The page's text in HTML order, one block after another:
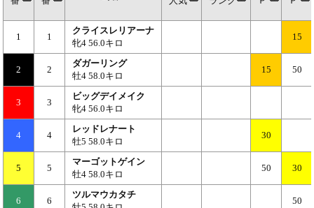
1 1
クライスレリアーナ
牝4 56.0キロ
15
2 2
ダガーリング
牡4 58.0キロ
15 50
3 3
ビッグデイメイク
牝4 56.0キロ
4 4
レッドレナート
牡5 58.0キロ
30
5 5
マーゴットゲイン
牡4 58.0キロ
50 30
6 6
ツルマウカタチ
50